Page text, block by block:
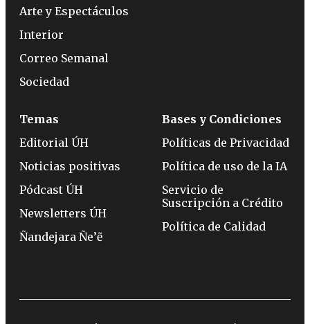
Arte y Espectáculos
Interior
Correo Semanal
Sociedad
Temas
Editorial ÚH
Noticias positivas
Pódcast ÚH
Newsletters ÚH
Ñandejara Ñe’ẽ
Bases y Condiciones
Políticas de Privacidad
Política de uso de la IA
Servicio de
Suscripción a Crédito
Política de Calidad